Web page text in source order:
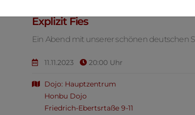
Silke Höttges, Erzählerin und
Explizit Fies
Ein Abend mit unserer schönen deutschen
11.11.2023 20:00 Uhr
Dojo: Hauptzentrum
Honbu Dojo
Friedrich-Ebertsrtaße 9-11